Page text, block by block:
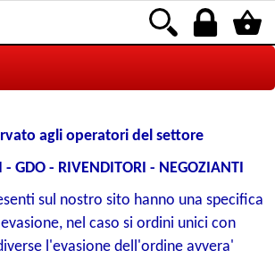
agli operatori del settore
- GDO - RIVENDITORI - NEGOZIANTI
sul nostro sito hanno una specifica
nel caso si ordini unici con
l'evasione dell'ordine avvera'